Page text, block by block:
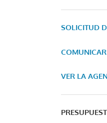
SOLICITUD
VER LA